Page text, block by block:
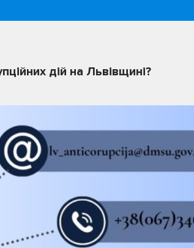
дій на Львівщині?